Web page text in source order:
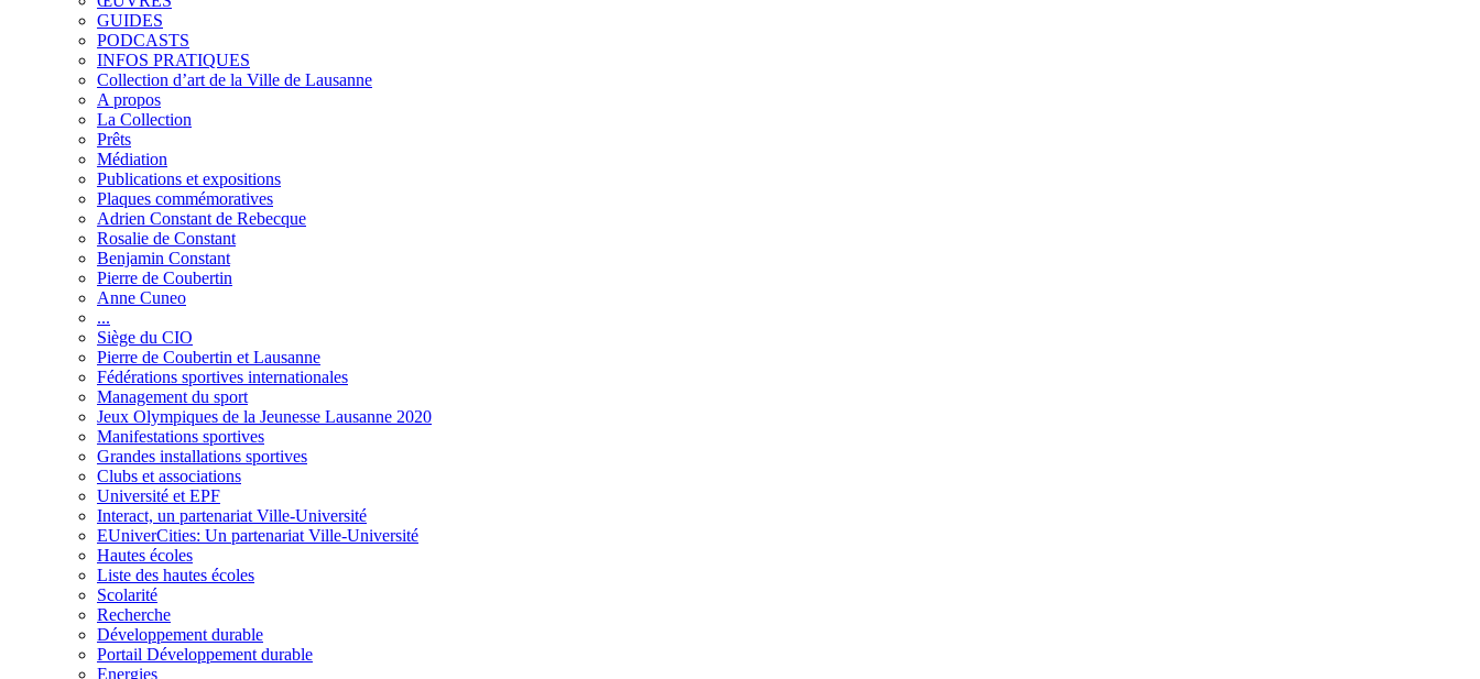
GUIDES
PODCASTS
INFOS PRATIQUES
Collection d’art de la Ville de Lausanne
A propos
La Collection
Prêts
Médiation
Publications et expositions
Plaques commémoratives
Adrien Constant de Rebecque
Rosalie de Constant
Benjamin Constant
Pierre de Coubertin
Anne Cuneo
...
Siège du CIO
Pierre de Coubertin et Lausanne
Fédérations sportives internationales
Management du sport
Jeux Olympiques de la Jeunesse Lausanne 2020
Manifestations sportives
Grandes installations sportives
Clubs et associations
Université et EPF
Interact, un partenariat Ville-Université
EUniverCities: Un partenariat Ville-Université
Hautes écoles
Liste des hautes écoles
Scolarité
Recherche
Développement durable
Portail Développement durable
Energies